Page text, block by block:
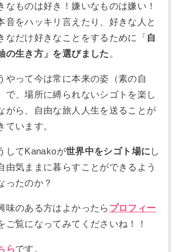
なものは好き！嫌いなものは嫌い！
音をハッキリ言えたり、好きな人と
なだけ好きなことをするために「 自
の生き方」を選びました。
やって今は常に本来の姿（素の自
で、場所に縛られないシゴトを楽し
がら、自由な旅人人生を送ることが
ています。
してKanakoが世界中をシゴト場に し
由気ままに暮らすことができるよう
ったのか？
味のある方はよかったら プロフィー
ご覧になってみてくださいね！！
らです。